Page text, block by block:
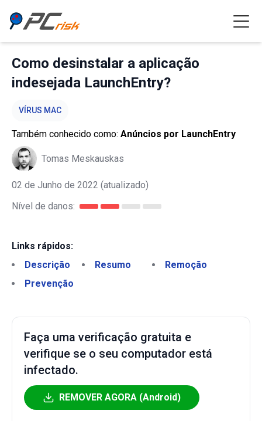
Como desinstalar a aplicação
indesejada LaunchEntry?
VÍRUS MAC
Também conhecido como: Anúncios por LaunchEntry
Tomas Meskauskas
02 de Junho de 2022 (atualizado)
Nível de danos:
Links rápidos:
Descrição
Resumo
Remoção
Prevenção
Faça uma verificação gratuita e
verifique se o seu computador está
infectado.
REMOVER AGORA (Android)